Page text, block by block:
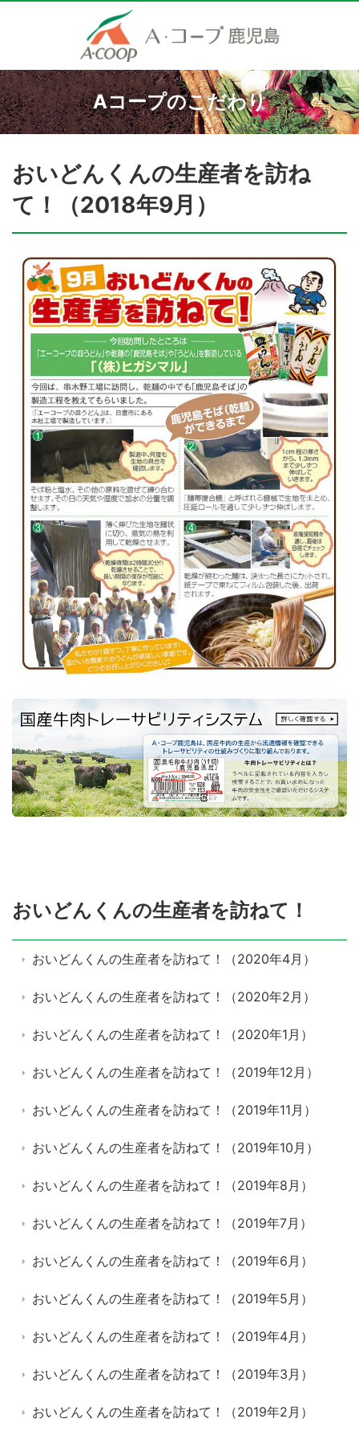
Aコープのこだわり
おいどんくんの生産者を訪ね
て！（2018年9月）
おいどんくんの生産者を訪ねて！
おいどんくんの生産者を訪ねて！（2020年4月）
おいどんくんの生産者を訪ねて！（2020年2月）
おいどんくんの生産者を訪ねて！（2020年1月）
おいどんくんの生産者を訪ねて！（2019年12月）
おいどんくんの生産者を訪ねて！（2019年11月）
おいどんくんの生産者を訪ねて！（2019年10月）
おいどんくんの生産者を訪ねて！（2019年8月）
おいどんくんの生産者を訪ねて！（2019年7月）
おいどんくんの生産者を訪ねて！（2019年6月）
おいどんくんの生産者を訪ねて！（2019年5月）
おいどんくんの生産者を訪ねて！（2019年4月）
おいどんくんの生産者を訪ねて！（2019年3月）
おいどんくんの生産者を訪ねて！（2019年2月）